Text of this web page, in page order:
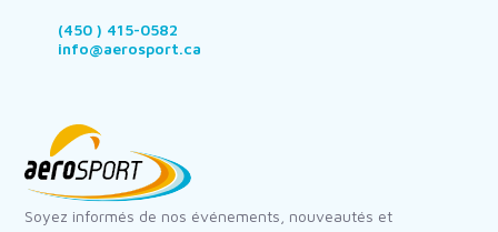
(450 ) 415-0582
info@aerosport.ca
Soyez informés de nos événements, nouveautés et